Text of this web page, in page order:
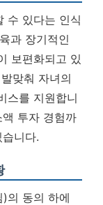
수 있다는 인식
과 장기적인
보편화되고 있
맞춰 자녀의
스를 지원합니
투자 경험까
니다.
의 동의 하에